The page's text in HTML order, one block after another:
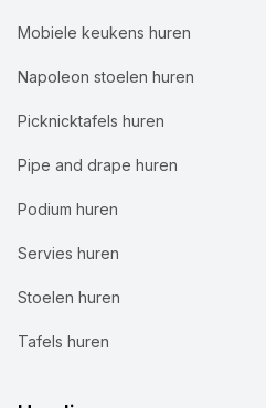
Mobiele keukens huren
Napoleon stoelen huren
Picknicktafels huren
Pipe and drape huren
Podium huren
Servies huren
Stoelen huren
Tafels huren